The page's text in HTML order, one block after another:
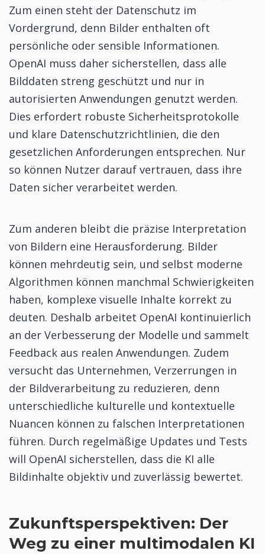
Zum einen steht der Datenschutz im
Vordergrund, denn Bilder enthalten oft
persönliche oder sensible Informationen.
OpenAI muss daher sicherstellen, dass alle
Bilddaten streng geschützt und nur in
autorisierten Anwendungen genutzt werden.
Dies erfordert robuste Sicherheitsprotokolle
und klare Datenschutzrichtlinien, die den
gesetzlichen Anforderungen entsprechen. Nur
so können Nutzer darauf vertrauen, dass ihre
Daten sicher verarbeitet werden.
Zum anderen bleibt die präzise Interpretation
von Bildern eine Herausforderung. Bilder
können mehrdeutig sein, und selbst moderne
Algorithmen können manchmal Schwierigkeiten
haben, komplexe visuelle Inhalte korrekt zu
deuten. Deshalb arbeitet OpenAI kontinuierlich
an der Verbesserung der Modelle und sammelt
Feedback aus realen Anwendungen. Zudem
versucht das Unternehmen, Verzerrungen in
der Bildverarbeitung zu reduzieren, denn
unterschiedliche kulturelle und kontextuelle
Nuancen können zu falschen Interpretationen
führen. Durch regelmäßige Updates und Tests
will OpenAI sicherstellen, dass die KI alle
Bildinhalte objektiv und zuverlässig bewertet.
Zukunftsperspektiven: Der
Weg zu einer multimodalen KI